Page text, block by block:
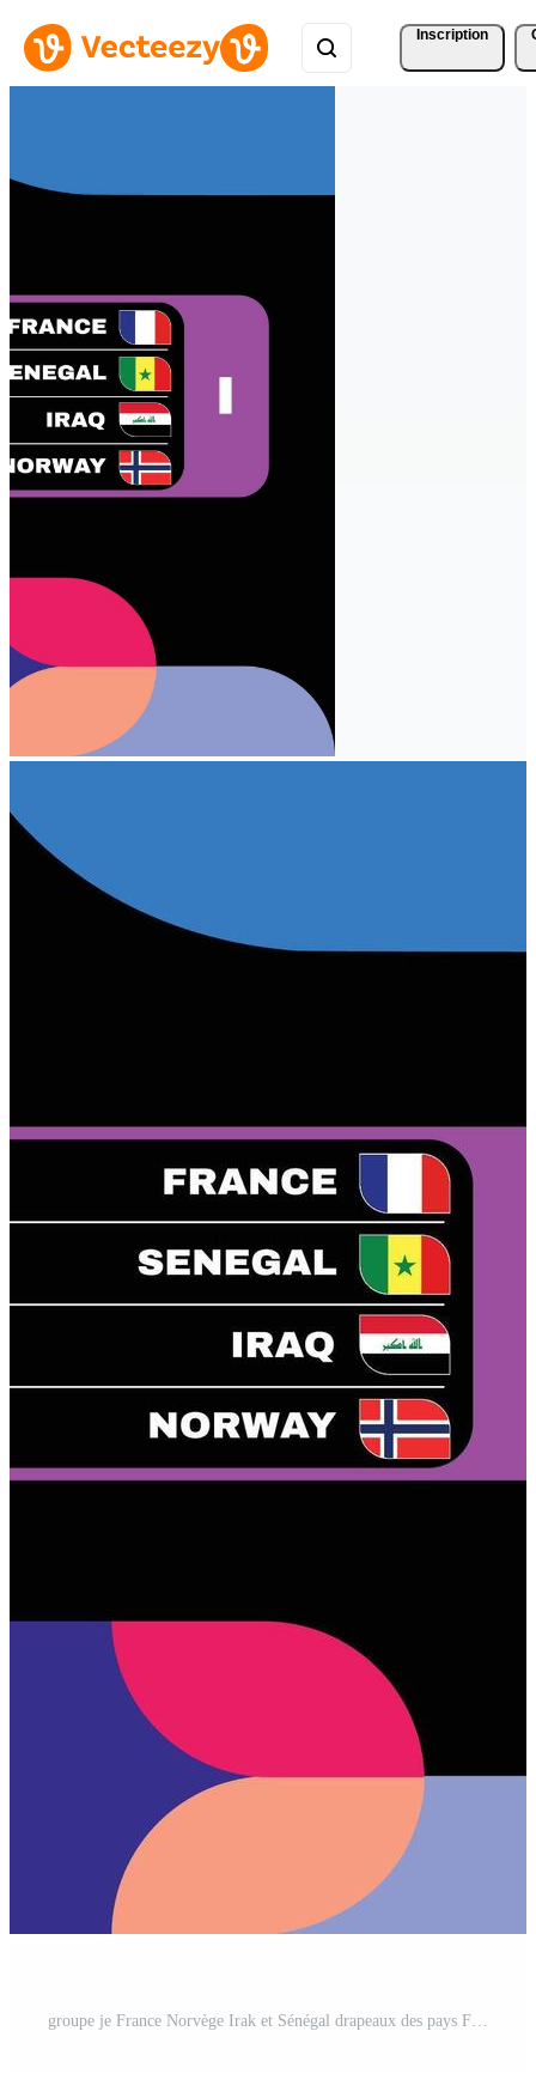
Inscription
groupe je France Norvège Irak et Sénégal drapeaux des pays Football final symbole conception Football final Football équipes illustration Vecteur Gratuit